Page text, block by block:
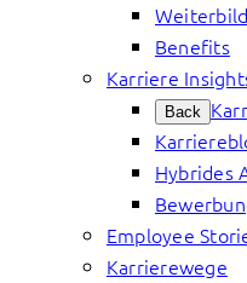
Benefits
Karriere
Back
Hybrides
Employee
Karrierewege